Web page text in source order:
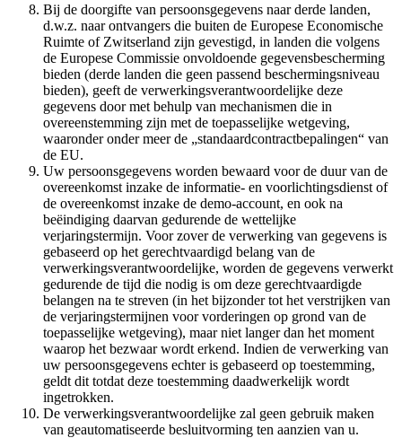
Bij de doorgifte van persoonsgegevens naar derde landen,
d.w.z. naar ontvangers die buiten de Europese Economische
Ruimte of Zwitserland zijn gevestigd, in landen die volgens
de Europese Commissie onvoldoende gegevensbescherming
bieden (derde landen die geen passend beschermingsniveau
bieden), geeft de verwerkingsverantwoordelijke deze
gegevens door met behulp van mechanismen die in
overeenstemming zijn met de toepasselijke wetgeving,
waaronder onder meer de „standaardcontractbepalingen“ van
de EU.
Uw persoonsgegevens worden bewaard voor de duur van de
overeenkomst inzake de informatie- en voorlichtingsdienst of
de overeenkomst inzake de demo-account, en ook na
beëindiging daarvan gedurende de wettelijke
verjaringstermijn. Voor zover de verwerking van gegevens is
gebaseerd op het gerechtvaardigd belang van de
verwerkingsverantwoordelijke, worden de gegevens verwerkt
gedurende de tijd die nodig is om deze gerechtvaardigde
belangen na te streven (in het bijzonder tot het verstrijken van
de verjaringstermijnen voor vorderingen op grond van de
toepasselijke wetgeving), maar niet langer dan het moment
waarop het bezwaar wordt erkend. Indien de verwerking van
uw persoonsgegevens echter is gebaseerd op toestemming,
geldt dit totdat deze toestemming daadwerkelijk wordt
ingetrokken.
De verwerkingsverantwoordelijke zal geen gebruik maken
van geautomatiseerde besluitvorming ten aanzien van u.